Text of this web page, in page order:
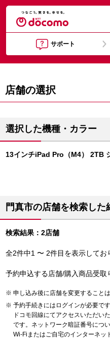
サポート
店舗の選択
選択した機種・カラー
13インチiPad Pro（M4） 2TB
門真市の店舗を検索し
検索結果：2店舗
全2件中1 〜 2件目を表示してお
予約申込する店舗/購入商品受取
申し込み後に店舗を変更することは
予約手続きにはログインが必要です
ドコモ回線にてアクセスいただい
です。ネットワーク暗証番号につ
Wi-Fiまたはご自宅のインターネッ